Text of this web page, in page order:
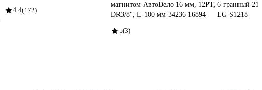
4.4(172)
магнитом АвтоDело 16 мм, 12PT,
DR3/8", L-100 мм 34236 16894
5(3)
6-гранный
LG-S1218